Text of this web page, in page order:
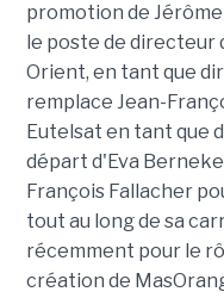
promotion de
le poste de directeur
Orient, en tant que
remplace Jean-
Eutelsat en tant que
départ d'Eva
François Fallacher
tout au long de sa
récemment pour le
création de